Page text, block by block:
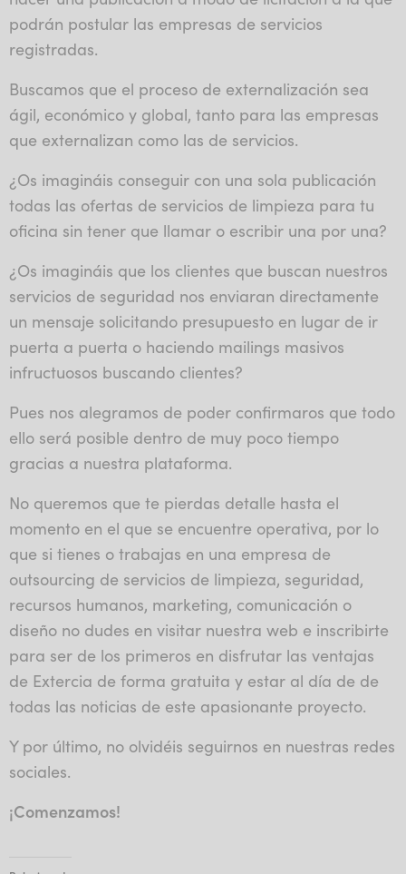
podrán postular las empresas de servicios
registradas.
Buscamos que el proceso de externalización sea
ágil, económico y global, tanto para las empresas
que externalizan como las de servicios.
¿Os imagináis conseguir con una sola publicación
todas las ofertas de servicios de limpieza para tu
oficina sin tener que llamar o escribir una por una?
¿Os imagináis que los clientes que buscan nuestros
servicios de seguridad nos enviaran directamente
un mensaje solicitando presupuesto en lugar de ir
puerta a puerta o haciendo mailings masivos
infructuosos buscando clientes?
Pues nos alegramos de poder confirmaros que todo
ello será posible dentro de muy poco tiempo
gracias a nuestra plataforma.
No queremos que te pierdas detalle hasta el
momento en el que se encuentre operativa, por lo
que si tienes o trabajas en una empresa de
outsourcing de servicios de limpieza, seguridad,
recursos humanos, marketing, comunicación o
diseño no dudes en visitar nuestra web e inscribirte
para ser de los primeros en disfrutar las ventajas
de Extercia de forma gratuita y estar al día de de
todas las noticias de este apasionante proyecto.
Y por último, no olvidéis seguirnos en nuestras redes
sociales.
¡Comenzamos!